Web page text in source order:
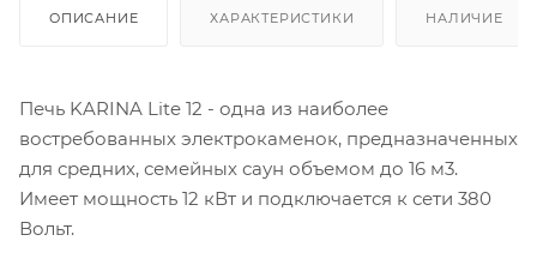
ОПИСАНИЕ ХАРАКТЕРИСТИКИ НАЛИЧИЕ
Печь KARINA Lite 12 - одна из наиболее
востребованных электрокаменок, предназначенных
для средних, семейных саун объемом до 16 м3.
Имеет мощность 12 кВт и подключается к сети 380
Вольт.